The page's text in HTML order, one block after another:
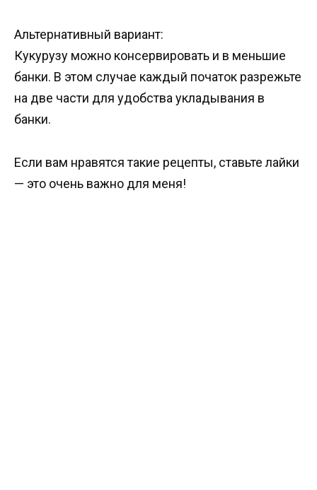
Альтернативный вариант:
Кукурузу можно консервировать и в меньшие
банки. В этом случае каждый початок разрежьте
на две части для удобства укладывания в
банки.
Если вам нравятся такие рецепты, ставьте лайки
— это очень важно для меня!